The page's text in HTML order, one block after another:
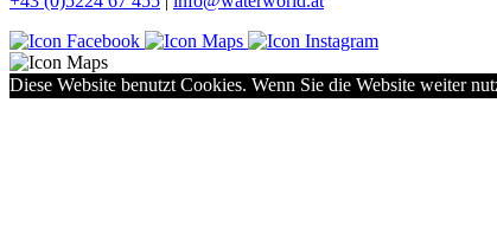
Diese Website benutzt Cookies. Wenn Sie die Website weiter